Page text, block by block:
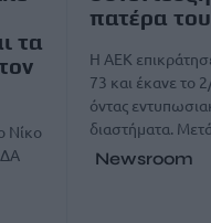
τα
Νίκο
πατέρα
Η ΑΕΚ
73 και έκανε το
όντας
διαστήματα.
Newsroom